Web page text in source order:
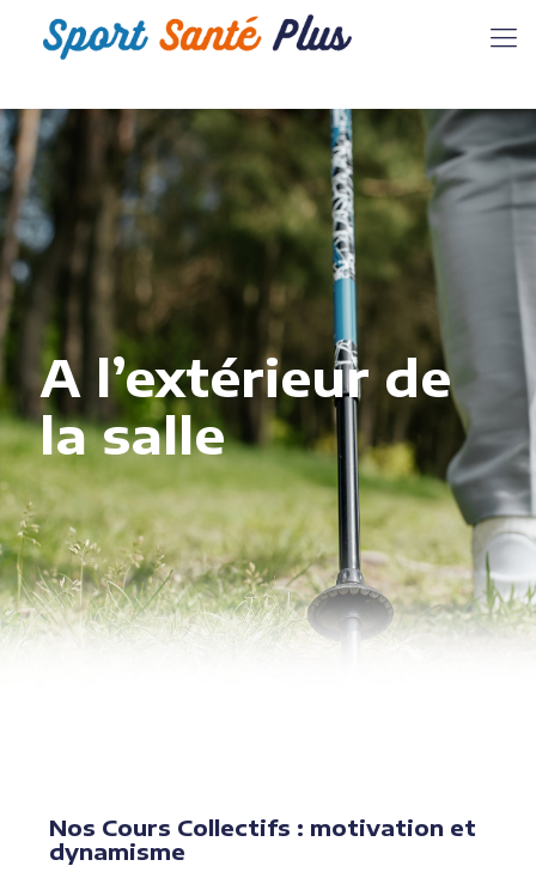
A l’extérieur de
la salle
Nos Cours Collectifs : motivation et
dynamisme